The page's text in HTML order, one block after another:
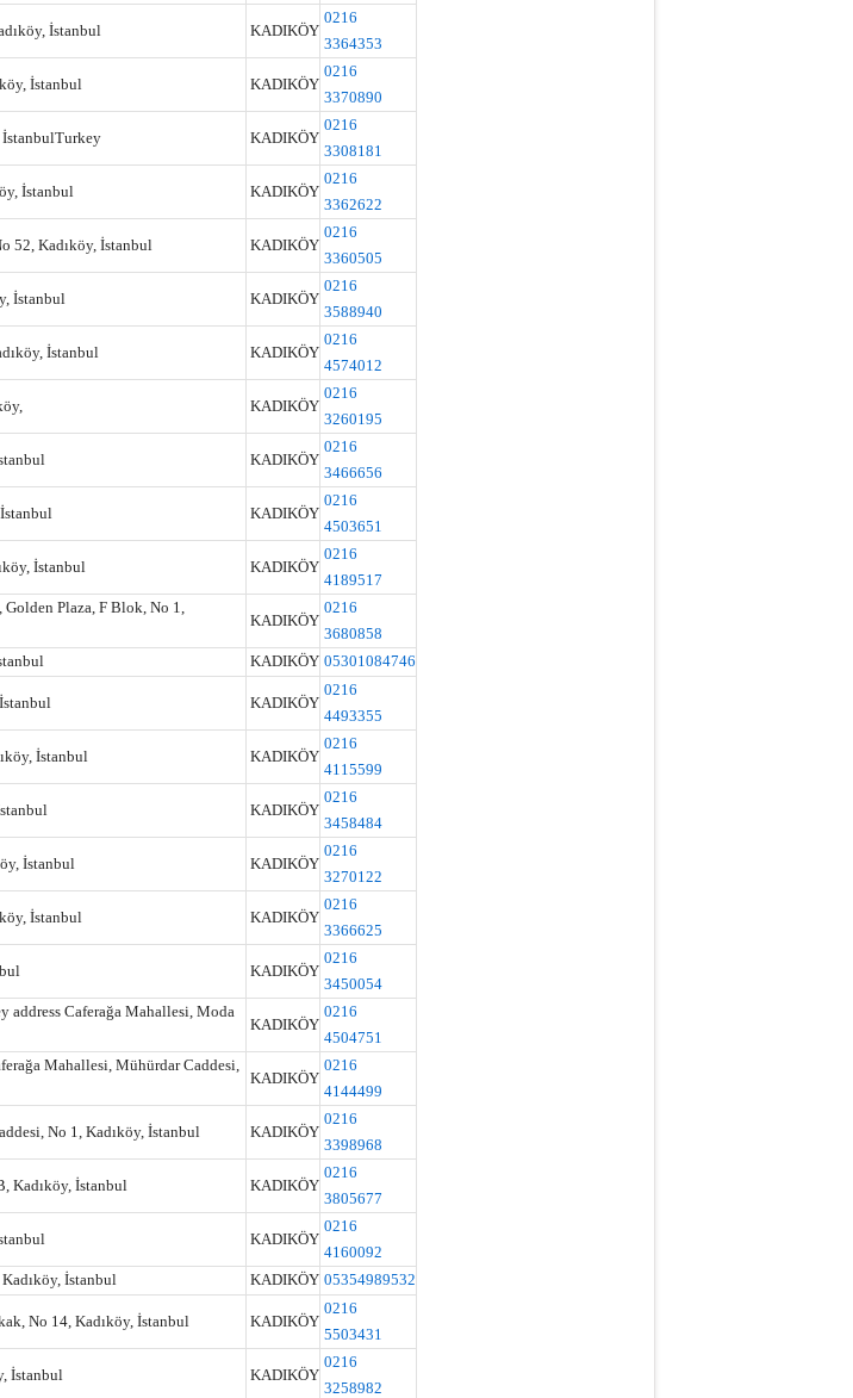
İstanbul KADIKÖY
0216
3364353
İstanbul KADIKÖY
0216
3370890
İstanbulTurkey KADIKÖY
0216
3308181
İstanbul KADIKÖY
0216
3362622
52, Kadıköy, İstanbul KADIKÖY
0216
3360505
İstanbul KADIKÖY
0216
3588940
İstanbul KADIKÖY
0216
4574012
KADIKÖY
0216
3260195
KADIKÖY
0216
3466656
KADIKÖY
0216
4503651
İstanbul KADIKÖY
0216
4189517
Plaza, F Blok, No 1,
KADIKÖY
0216
3680858
KADIKÖY 05301084746
KADIKÖY
0216
4493355
İstanbul KADIKÖY
0216
4115599
KADIKÖY
0216
3458484
İstanbul KADIKÖY
0216
3270122
İstanbul KADIKÖY
0216
3366625
KADIKÖY
0216
3450054
address Caferağa Mahallesi, Moda
KADIKÖY
0216
4504751
Mahallesi, Mühürdar Caddesi,
KADIKÖY
0216
4144499
No 1, Kadıköy, İstanbul KADIKÖY
0216
3398968
Kadıköy, İstanbul KADIKÖY
0216
3805677
KADIKÖY
0216
4160092
İstanbul KADIKÖY 05354989532
No 14, Kadıköy, İstanbul KADIKÖY
0216
5503431
İstanbul KADIKÖY
0216
3258982